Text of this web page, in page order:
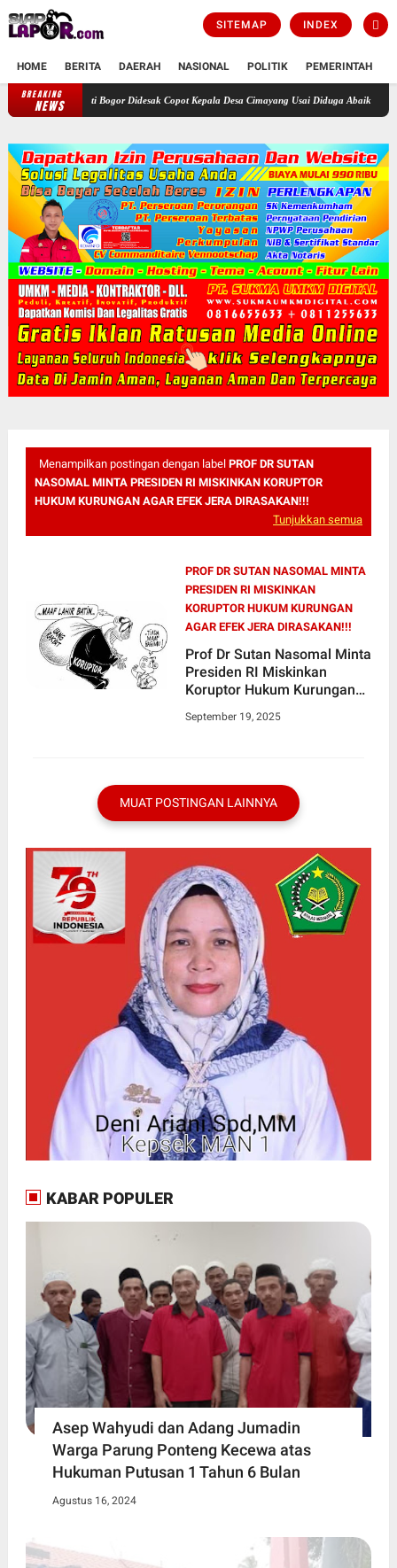
SITEMAP INDEX
HOME BERITA DAERAH NASIONAL POLITIK PEMERINTAH
BREAKING
NEWS
Bupati Bogor Didesak Copot Kepala Desa Cimayang Usai Diduga Abaikan Putusan
Menampilkan postingan dengan label PROF DR SUTAN
NASOMAL MINTA PRESIDEN RI MISKINKAN KORUPTOR
HUKUM KURUNGAN AGAR EFEK JERA DIRASAKAN!!!
Tunjukkan semua
PROF DR SUTAN NASOMAL MINTA
PRESIDEN RI MISKINKAN
KORUPTOR HUKUM KURUNGAN
AGAR EFEK JERA DIRASAKAN!!!
Prof Dr Sutan Nasomal Minta
Presiden RI Miskinkan
Koruptor Hukum Kurungan
September 19, 2025
MUAT POSTINGAN LAINNYA
KABAR POPULER
Asep Wahyudi dan Adang Jumadin
Warga Parung Ponteng Kecewa atas
Hukuman Putusan 1 Tahun 6 Bulan
Agustus 16, 2024